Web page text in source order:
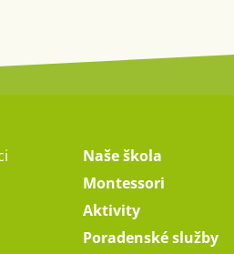
Naše škola
Montessori
Aktivity
Poradenské služby